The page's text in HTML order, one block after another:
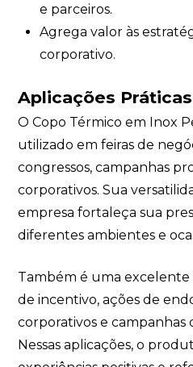
e parceiros.
Agrega valor às
corporativo.
Aplicações Práticas
O Copo Térmico em Inox
utilizado em feiras de
congressos, campanhas
corporativos. Sua
empresa fortaleça sua
diferentes ambientes e
Também é uma excelente
de incentivo, ações de
corporativos e
Nessas aplicações, o